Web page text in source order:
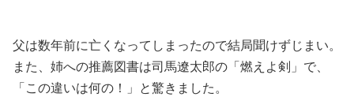
父は数年前に亡くなってしまったので結局聞けずじまい。
また、姉への推薦図書は司馬遼太郎の「燃えよ剣」で、
「この違いは何の！」と驚きました。